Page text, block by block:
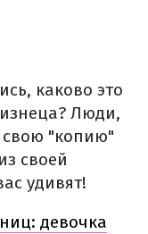
каково это
Люди,
"копию"
своей
удивят!
девочка